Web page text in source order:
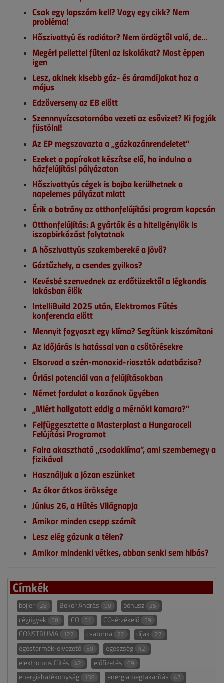
Csak egy lapszám kell? Vagy egy cikk? Nem
probléma!
Hőszivattyú és radiátor? Nem ördögtől való, de…
Megéri pellettel fűteni az iskolákat? Most éppen
igen
Lesz, akinek kisebb gáz- és áramdíjakat hoz a
május
Edzőverseny az EB előtt
Szennnyvízcsatornába vezeti az esővizet? Ki fogják
füstölni!
Az EP megszavazta a „gázkazánrendeletet”
Ezeket a papírokat készítse elő, ha indulna a
házfelújítási pályázaton
Hőszivattyús cégek is bajba kerülhetnek a
napelemes pályázat miatt
Érik a botrány az otthonfelújítási program kapcsán
Otthonfelújítás: A gyártók és a hiteligénylők is
iszapbirkózást folytatnak
A hőszivattyús szakembereké a jövő?
Gáztűzhely, a csendes gyilkos?
Kevésbé szenvednek az erdőtüzektől a légkondis
lakásban élők
IntelliBuild 2025 után, Elektromos Fűtés
konferencia előtt
Mennyit fogyaszt egy klíma? Segítünk kiszámítani
Az időjárás is hatással van a csőtörésekre
Elsorvad a szén-monoxid-riasztók adatbázisa?
Óriási potenciál van a felújításokban
Német fordulat a kazánok ügyében
„Miért hallgatott eddig a mérnöki kamara?”
Felfüggesztette a Masterplast a Hungarocell
Felújítási Programot
Falra akasztható „csodaklíma”, ami szembemegy a
fizikával
Használjuk a józan eszünket
Az ókor átkos öröksége
Június 26, a Hűtés Világnapja
Amikor minden csepp számít
Lesz elég gázunk a télen?
Amikor mindenki vétkes, abban senki sem hibás?
Címkék
bojler 28 Bokor András 90 bónusz 25
cégügyek 58 CO 51 CO-érzékelő 59
CONSTRUMA 122 csatorna 22 díjak 27
égéstermék-elvezető 50 egészség 42
elektromos fűtés 42 előfizetés 69
energiahatékonyság 138 energiamegtakarítás 47